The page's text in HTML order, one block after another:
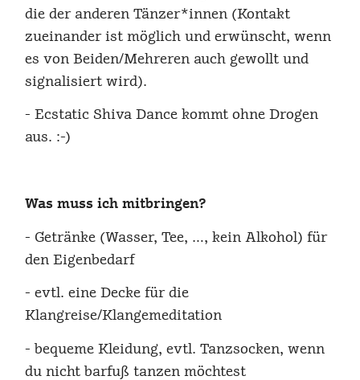
die der anderen Tänzer*innen (Kontakt
zueinander ist möglich und erwünscht, wenn
es von Beiden/Mehreren auch gewollt und
signalisiert wird).
- Ecstatic Shiva Dance kommt ohne Drogen
aus. :-)
Was muss ich mitbringen?
- Getränke (Wasser, Tee, …, kein Alkohol) für
den Eigenbedarf
- evtl. eine Decke für die
Klangreise/Klangemeditation
- bequeme Kleidung, evtl. Tanzsocken, wenn
du nicht barfuß tanzen möchtest